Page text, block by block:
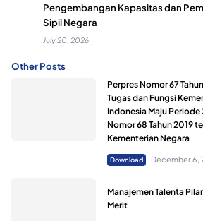
Pengembangan Kapasitas dan
Sipil Negara
July 20, 2026
Other Posts
Perpres Nomor 67
Tugas dan Fungsi
Indonesia Maju
Nomor 68 Tahun 2019
Kementerian Negara
Download December 6,
Manajemen Talenta
Merit